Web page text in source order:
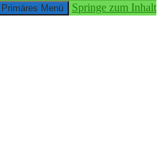
Primäres Menü Springe zum Inhalt